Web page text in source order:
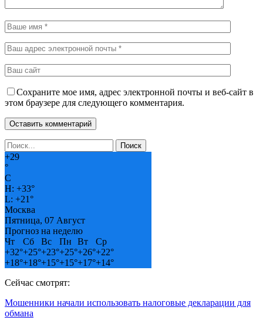
Сохраните мое имя, адрес электронной почты и веб-сайт в
этом браузере для следующего комментария.
+29
°
C
H: +33°
L: +21°
Москва
Пятница, 07 Август
Прогноз на неделю
Чт
Сб Вс Пн Вт
Ср
+32°+25°+23°+25°+26°+22°
+18°+18°+15°+15°+17°+14°
Сейчас смотрят:
Мошенники начали использовать налоговые декларации для
обмана